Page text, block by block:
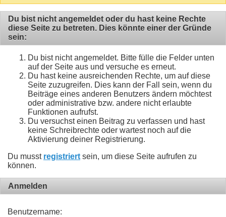
Du bist nicht angemeldet oder du hast keine Rechte
diese Seite zu betreten. Dies könnte einer der Gründe
sein:
Du bist nicht angemeldet. Bitte fülle die Felder unten
auf der Seite aus und versuche es erneut.
Du hast keine ausreichenden Rechte, um auf diese
Seite zuzugreifen. Dies kann der Fall sein, wenn du
Beiträge eines anderen Benutzers ändern möchtest
oder administrative bzw. andere nicht erlaubte
Funktionen aufrufst.
Du versuchst einen Beitrag zu verfassen und hast
keine Schreibrechte oder wartest noch auf die
Aktivierung deiner Registrierung.
Du musst registriert sein, um diese Seite aufrufen zu
können.
Anmelden
Benutzername: